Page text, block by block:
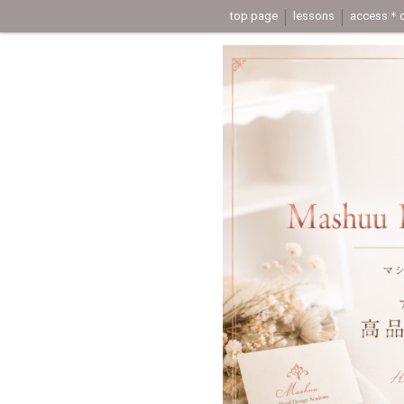
top page lessons access＊
application 動画レッスン